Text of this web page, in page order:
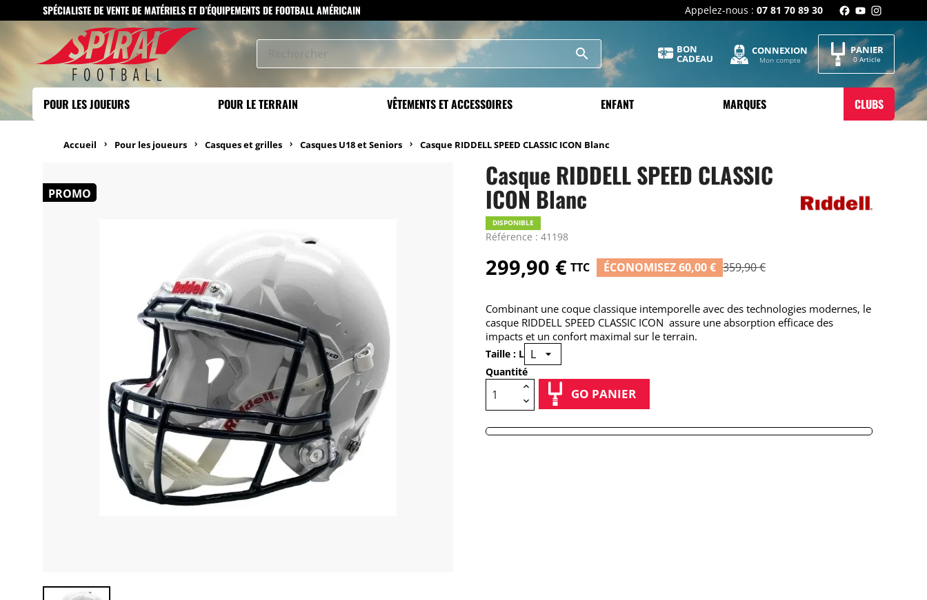
SPÉCIALISTE DE VENTE DE MATÉRIELS ET D’ÉQUIPEMENTS DE FOOTBALL AMÉRICAIN Appelez-nous : 07 81 70 89 30
search BON
CADEAU
CONNEXION
Mon compte
PANIER
0 Article
POUR LES JOUEURS POUR LE TERRAIN VÊTEMENTS ET ACCESSOIRES ENFANT MARQUES CLUBS
Accueil Pour les joueurs Casques et grilles Casques U18 et Seniors Casque RIDDELL SPEED CLASSIC ICON Blanc
PROMO
Casque RIDDELL SPEED CLASSIC
ICON Blanc
Référence : 41198
DISPONIBLE
299,90 € TTC ÉCONOMISEZ 60,00 € 359,90 €
Combinant une coque classique intemporelle avec des technologies modernes, le
casque RIDDELL SPEED CLASSIC ICON assure une absorption efficace des
impacts et un confort maximal sur le terrain.
Taille : L
Quantité
GO PANIER